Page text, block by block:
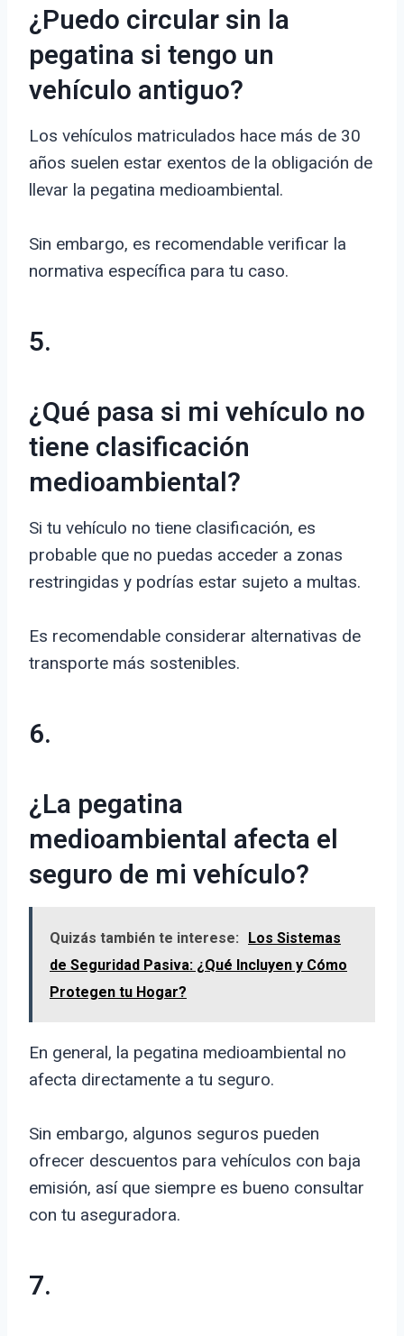
¿Puedo circular sin la
pegatina si tengo un
vehículo antiguo?
Los vehículos matriculados hace más de 30
años suelen estar exentos de la obligación de
llevar la pegatina medioambiental.
Sin embargo, es recomendable verificar la
normativa específica para tu caso.
5.
¿Qué pasa si mi vehículo no
tiene clasificación
medioambiental?
Si tu vehículo no tiene clasificación, es
probable que no puedas acceder a zonas
restringidas y podrías estar sujeto a multas.
Es recomendable considerar alternativas de
transporte más sostenibles.
6.
¿La pegatina
medioambiental afecta el
seguro de mi vehículo?
Quizás también te interese:
Los Sistemas
de Seguridad Pasiva: ¿Qué Incluyen y Cómo
Protegen tu Hogar?
En general, la pegatina medioambiental no
afecta directamente a tu seguro.
Sin embargo, algunos seguros pueden
ofrecer descuentos para vehículos con baja
emisión, así que siempre es bueno consultar
con tu aseguradora.
7.